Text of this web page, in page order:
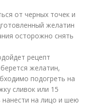
от черных точек и
желатин
осторожно снять
рецепт
желатин,
подогреть на
сливок или 15
на лицо и шею